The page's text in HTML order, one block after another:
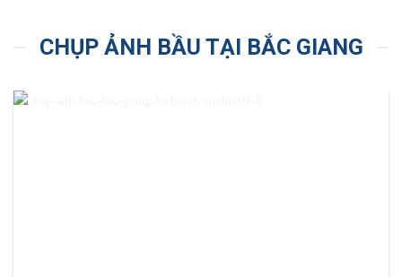
CHỤP ẢNH BẦU TẠI BẮC GIANG